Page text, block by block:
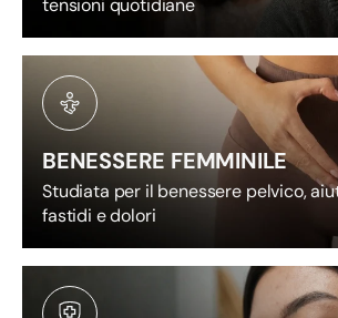
n
E
u
r
o
tensioni quotidiane
BENESSERE FEMMINILE
Studiata per il benessere pelvico,
fastidi e dolori